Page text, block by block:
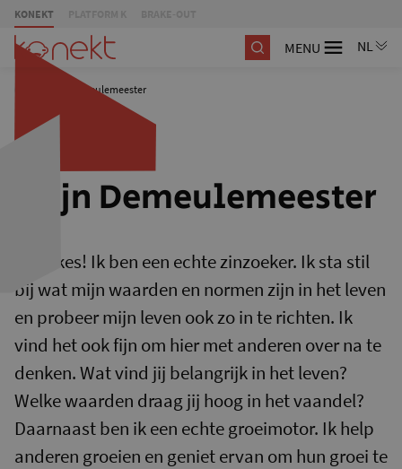
KONEKT
MENU
Stijn Demeulemeester
Stijn Demeulemeester
Hallokes! Ik ben een echte zinzoeker. Ik sta stil
bij wat mijn waarden en normen zijn in het leven
en probeer mijn leven ook zo in te richten. Ik
vind het ook fijn om hier met anderen over na te
denken. Wat vind jij belangrijk in het leven?
Welke waarden draag jij hoog in het vaandel?
Daarnaast ben ik een echte groeimotor. Ik help
anderen groeien en geniet ervan om hun groei te